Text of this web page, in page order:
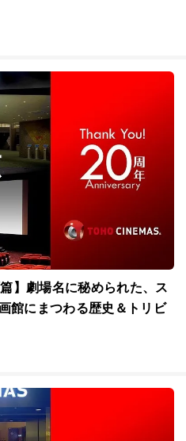
】劇場名に秘められた、ス
館にまつわる歴史＆トリビ